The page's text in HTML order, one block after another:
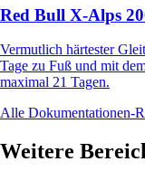
Red Bull X-Alps
Vermutlich härtester
Tage zu Fuß und mit
maximal 21 Tagen.
Alle Dokumentationen-
Weitere